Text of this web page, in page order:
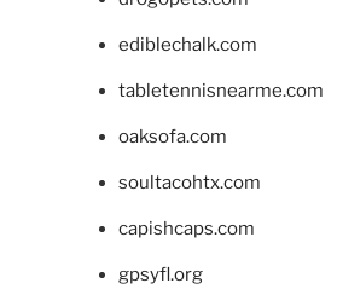
ediblechalk.com
tabletennisnearme.com
oaksofa.com
soultacohtx.com
capishcaps.com
gpsyfl.org